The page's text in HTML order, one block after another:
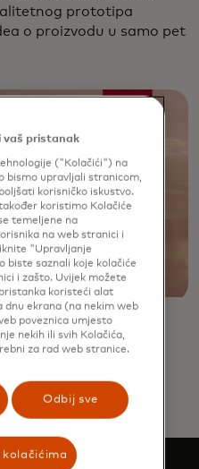
prototipa
o proizvodu u samo pet
vaš pristanak
("Kolačići") na
bismo upravljali stranicom,
korisničko iskustvo.
koristimo Kolačiće
temeljene na
na web stranici i
"Upravljanje
biste saznali koje kolačiće
i zašto. Uvijek možete
koristeći alat
dnu ekrana (na nekim web
poveznica umjesto
nekih ili svih Kolačića,
za rad web stranice.
Odbij sve